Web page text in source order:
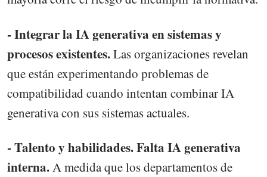
- Integrar la IA generativa en sistemas y
procesos existentes.Las organizaciones revelan
que están experimentando problemas de
compatibilidad cuando intentan combinar IA
generativa con sus sistemas actuales.
- Talento y habilidades. Falta IA generativa
interna.A medida que los departamentos de